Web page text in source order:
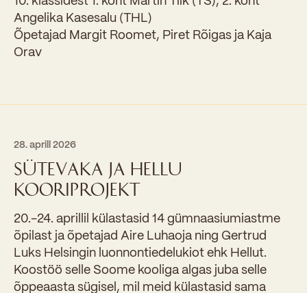
Angelika Kasesalu (THL)
Õpetajad Margit Roomet, Piret Rõigas ja Kaja
Orav
28. aprill 2026
SÜTEVAKA JA HELLU
KOORIPROJEKT
20.-24. aprillil külastasid 14 gümnaasiumiastme
õpilast ja õpetajad Aire Luhaoja ning Gertrud
Luks Helsingin luonnontiedelukiot ehk Hellut.
Koostöö selle Soome kooliga algas juba selle
õppeaasta sügisel, mil meid külastasid sama